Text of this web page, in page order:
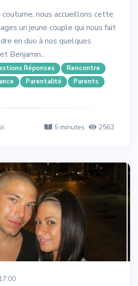
coutume, nous accueillons cette
un jeune couple qui nous fait
en duo à nos quelques
Benjamin...
Réponses
Rencontre
Parentalité Parents
5 minutes 2563